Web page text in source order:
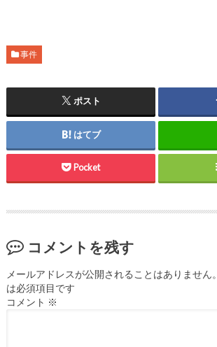
事件
ポスト
はてブ
Pocket
コメントを残す
メールアドレスが公開されることはありません。
は必須項目です
コメント ※